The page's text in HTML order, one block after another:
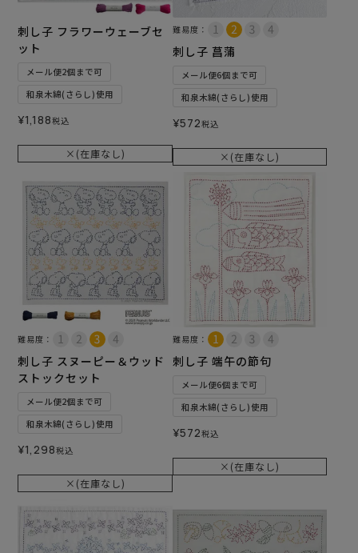
刺し子 フラワーウェーブセ
ット
メール便2個まで可
和泉木綿(さらし)使用
¥1,188税込
×(在庫なし)
難易度：
刺し子 菖蒲
メール便6個まで可
和泉木綿(さらし)使用
¥572税込
×(在庫なし)
難易度：
刺し子 スヌーピー＆ウッド
ストックセット
メール便2個まで可
和泉木綿(さらし)使用
¥1,298税込
×(在庫なし)
難易度：
刺し子 端午の節句
メール便6個まで可
和泉木綿(さらし)使用
¥572税込
×(在庫なし)